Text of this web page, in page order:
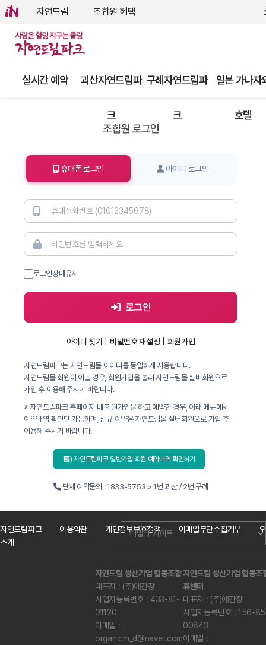
자연드림 조합원 혜택
실시간 예약 괴산자연드림파
크
구례자연드림파
크
일본 가나자
호텔
휴대폰 로그인 아이디 로그인
로그인상태유지
로그인
아이디 찾기 비밀번호 재설정 회원가입
자연드림파크는 자연드림몰 아이디를 동일하게 사용합니다.
자연드림몰 회원이 아닐 경우, 회원가입을 눌러 자연드림몰 실버회원으로
가입 후 이용해 주시기 바랍니다.
※ 자연드림파크 홈페이지 내 회원가입을 하고 예약한 경우, 아래 메뉴에서
예약내역 확인만 가능하며, 신규 예약은 자연드림몰 실버회원으로 가입 후
이용해 주시기 바랍니다.
舊) 자연드림파크 일반가입 회원 예약내역 확인하기
단체 예약문의 : 1833-5753 > 1번 괴산 / 2번 구례
자연드림파크
소개
이용약관 개인정보보호정책 이메일무단수집거부
자연드림 생산기업 협동조합
대표자 : (주)애간장
사업자등록번호 : 433-81-
01120
이메일 :
organicm_d@naver.com
자연드림 생산기업 협동조
휴센터
대표자 : (주)애간장
사업자등록번호 : 156-
00843
이메일 :